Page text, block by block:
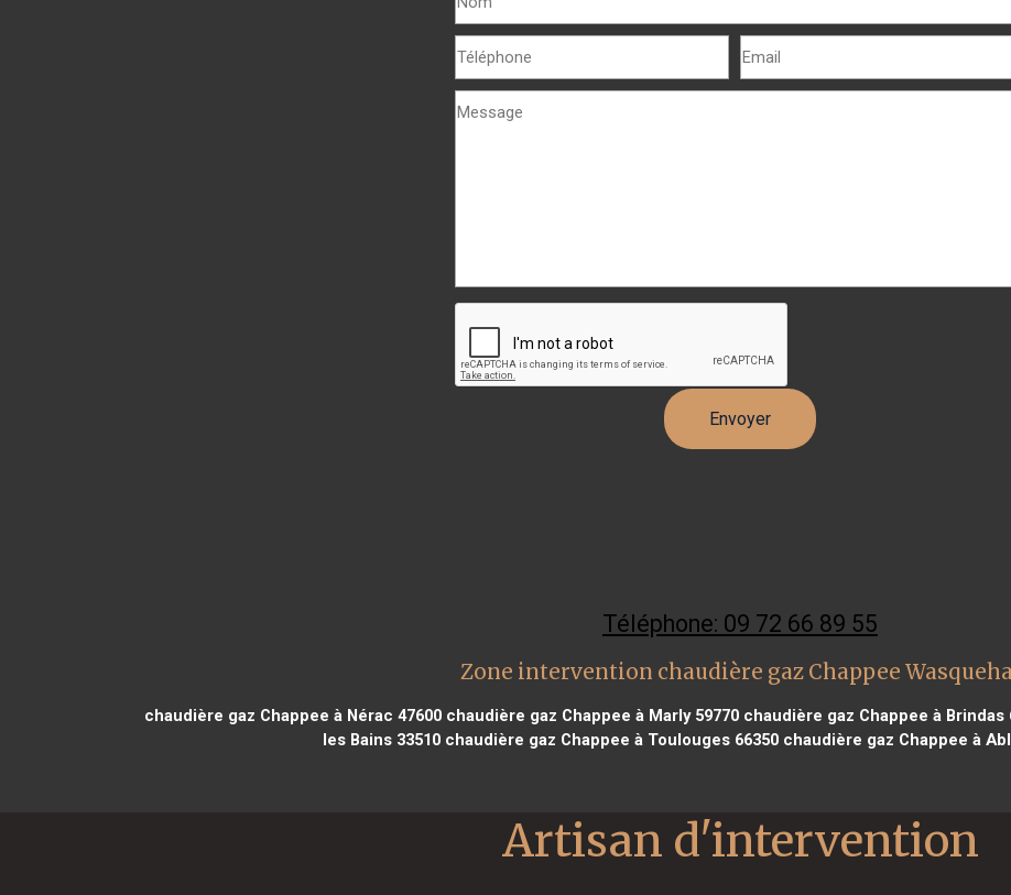
Téléphone: 09 72 66 89 55
Zone intervention chaudière gaz Chappee
chaudière gaz Chappee à Nérac 47600 chaudière gaz Chappee à Marly 59770 chaudière gaz Chappee à Brindas
les Bains 33510chaudière gaz Chappee à Toulouges 66350chaudière gaz Chappee à
Artisan d'intervention